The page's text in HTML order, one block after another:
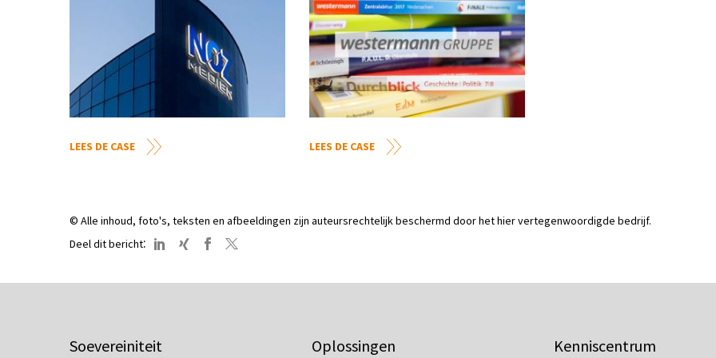
LEES DE CASE LEES DE CASE
© Alle inhoud, foto's, teksten en afbeeldingen zijn auteursrechtelijk beschermd door het hier vertegenwoordigde bedrijf.
Deel dit bericht:
Soevereiniteit Oplossingen Kenniscentrum